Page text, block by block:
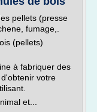
pellets (presse
fumage,.
(pellets)
à fabriquer des
votre
et...